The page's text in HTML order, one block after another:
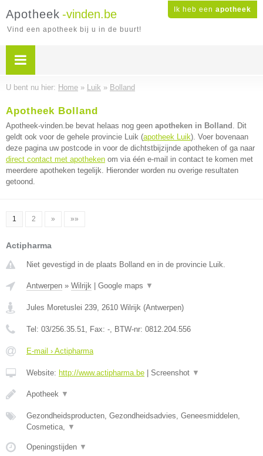
Ik heb een apotheek
Apotheek -vinden.be
Vind een apotheek bij u in de buurt!
U bent nu hier: Home » Luik » Bolland
Apotheek Bolland
Apotheek-vinden.be bevat helaas nog geen apotheken in Bolland . Dit
geldt ook voor de gehele provincie Luik (apotheek Luik). Voer bovenaan
deze pagina uw postcode in voor de dichtstbijzijnde apotheken of ga naar
direct contact met apotheken om via één e-mail in contact te komen met
meerdere apotheken tegelijk. Hieronder worden nu overige resultaten
getoond.
1 2 » »»
Actipharma
Niet gevestigd in de plaats Bolland en in de provincie Luik.
Antwerpen » Wilrijk Google maps ▼
Jules Moretuslei 239, 2610 Wilrijk (Antwerpen)
Tel: 03/256.35.51, Fax: -, BTW-nr: 0812.204.556
E-mail › Actipharma
Website: http://www.actipharma.be Screenshot ▼
Apotheek ▼
Gezondheidsproducten, Gezondheidsadvies, Geneesmiddelen,
Cosmetica, ▼
Openingstijden ▼